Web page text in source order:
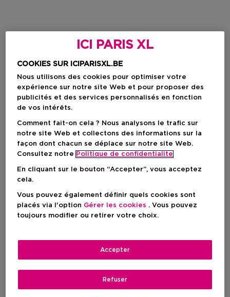
ICI PARIS XL
COOKIES SUR ICIPARISXL.BE
Nous utilisons des cookies pour optimiser votre
expérience sur notre site Web et pour proposer des
publicités et des services personnalisés en fonction
de vos intérêts.
Comment fait-on cela ? Nous analysons le trafic sur
notre site Web et collectons des informations sur la
façon dont chacun se déplace sur notre site Web.
Consultez notre Politique de confidentialite
En cliquant sur le bouton “Accepter”, vous acceptez
cela.
Vous pouvez également définir quels cookies sont
placés via l'option Gérer les cookies . Vous pouvez
toujours modifier ou retirer votre choix.
Refuser
Accepter